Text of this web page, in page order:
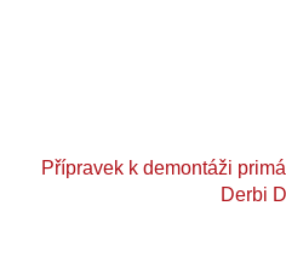
Přípravek k demontáži
Derbi